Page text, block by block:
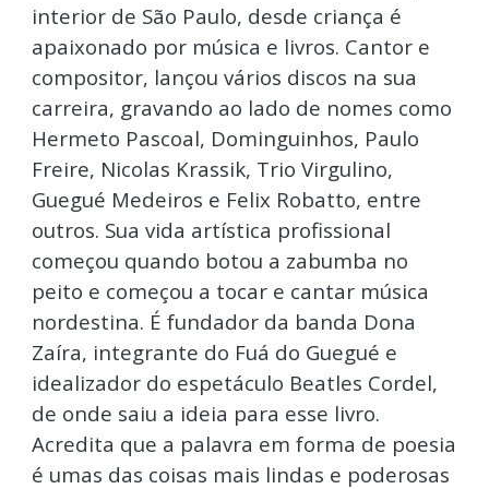
interior de São Paulo, desde criança é
apaixonado por música e livros. Cantor e
compositor, lançou vários discos na sua
carreira, gravando ao lado de nomes como
Hermeto Pascoal, Dominguinhos, Paulo
Freire, Nicolas Krassik, Trio Virgulino,
Guegué Medeiros e Felix Robatto, entre
outros. Sua vida artística profissional
começou quando botou a zabumba no
peito e começou a tocar e cantar música
nordestina. É fundador da banda Dona
Zaíra, integrante do Fuá do Guegué e
idealizador do espetáculo Beatles Cordel,
de onde saiu a ideia para esse livro.
Acredita que a palavra em forma de poesia
é umas das coisas mais lindas e poderosas